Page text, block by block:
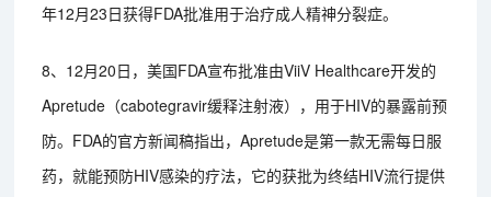
年12月23日获得FDA批准用于治疗成人精神分裂症。
8、12月20日，美国FDA宣布批准由ViiV Healthcare开发的
Apretude（cabotegravir缓释注射液），用于HIV的暴露前预
防。FDA的官方新闻稿指出，Apretude是第一款无需每日服
药，就能预防HIV感染的疗法，它的获批为终结HIV流行提供